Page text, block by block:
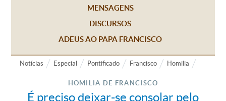
MENSAGENS
DISCURSOS
ADEUS AO PAPA FRANCISCO
Notícias Especial Pontificado Francisco Homilia
HOMILIA DE FRANCISCO
É preciso deixar-se consolar pelo